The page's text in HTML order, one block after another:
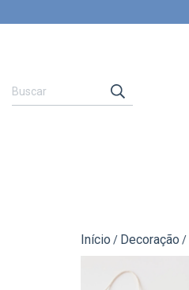
Início / Decoração /